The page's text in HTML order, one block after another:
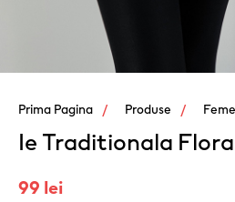
Prima Pagina Produse
Ie Traditionala Flora
99 lei